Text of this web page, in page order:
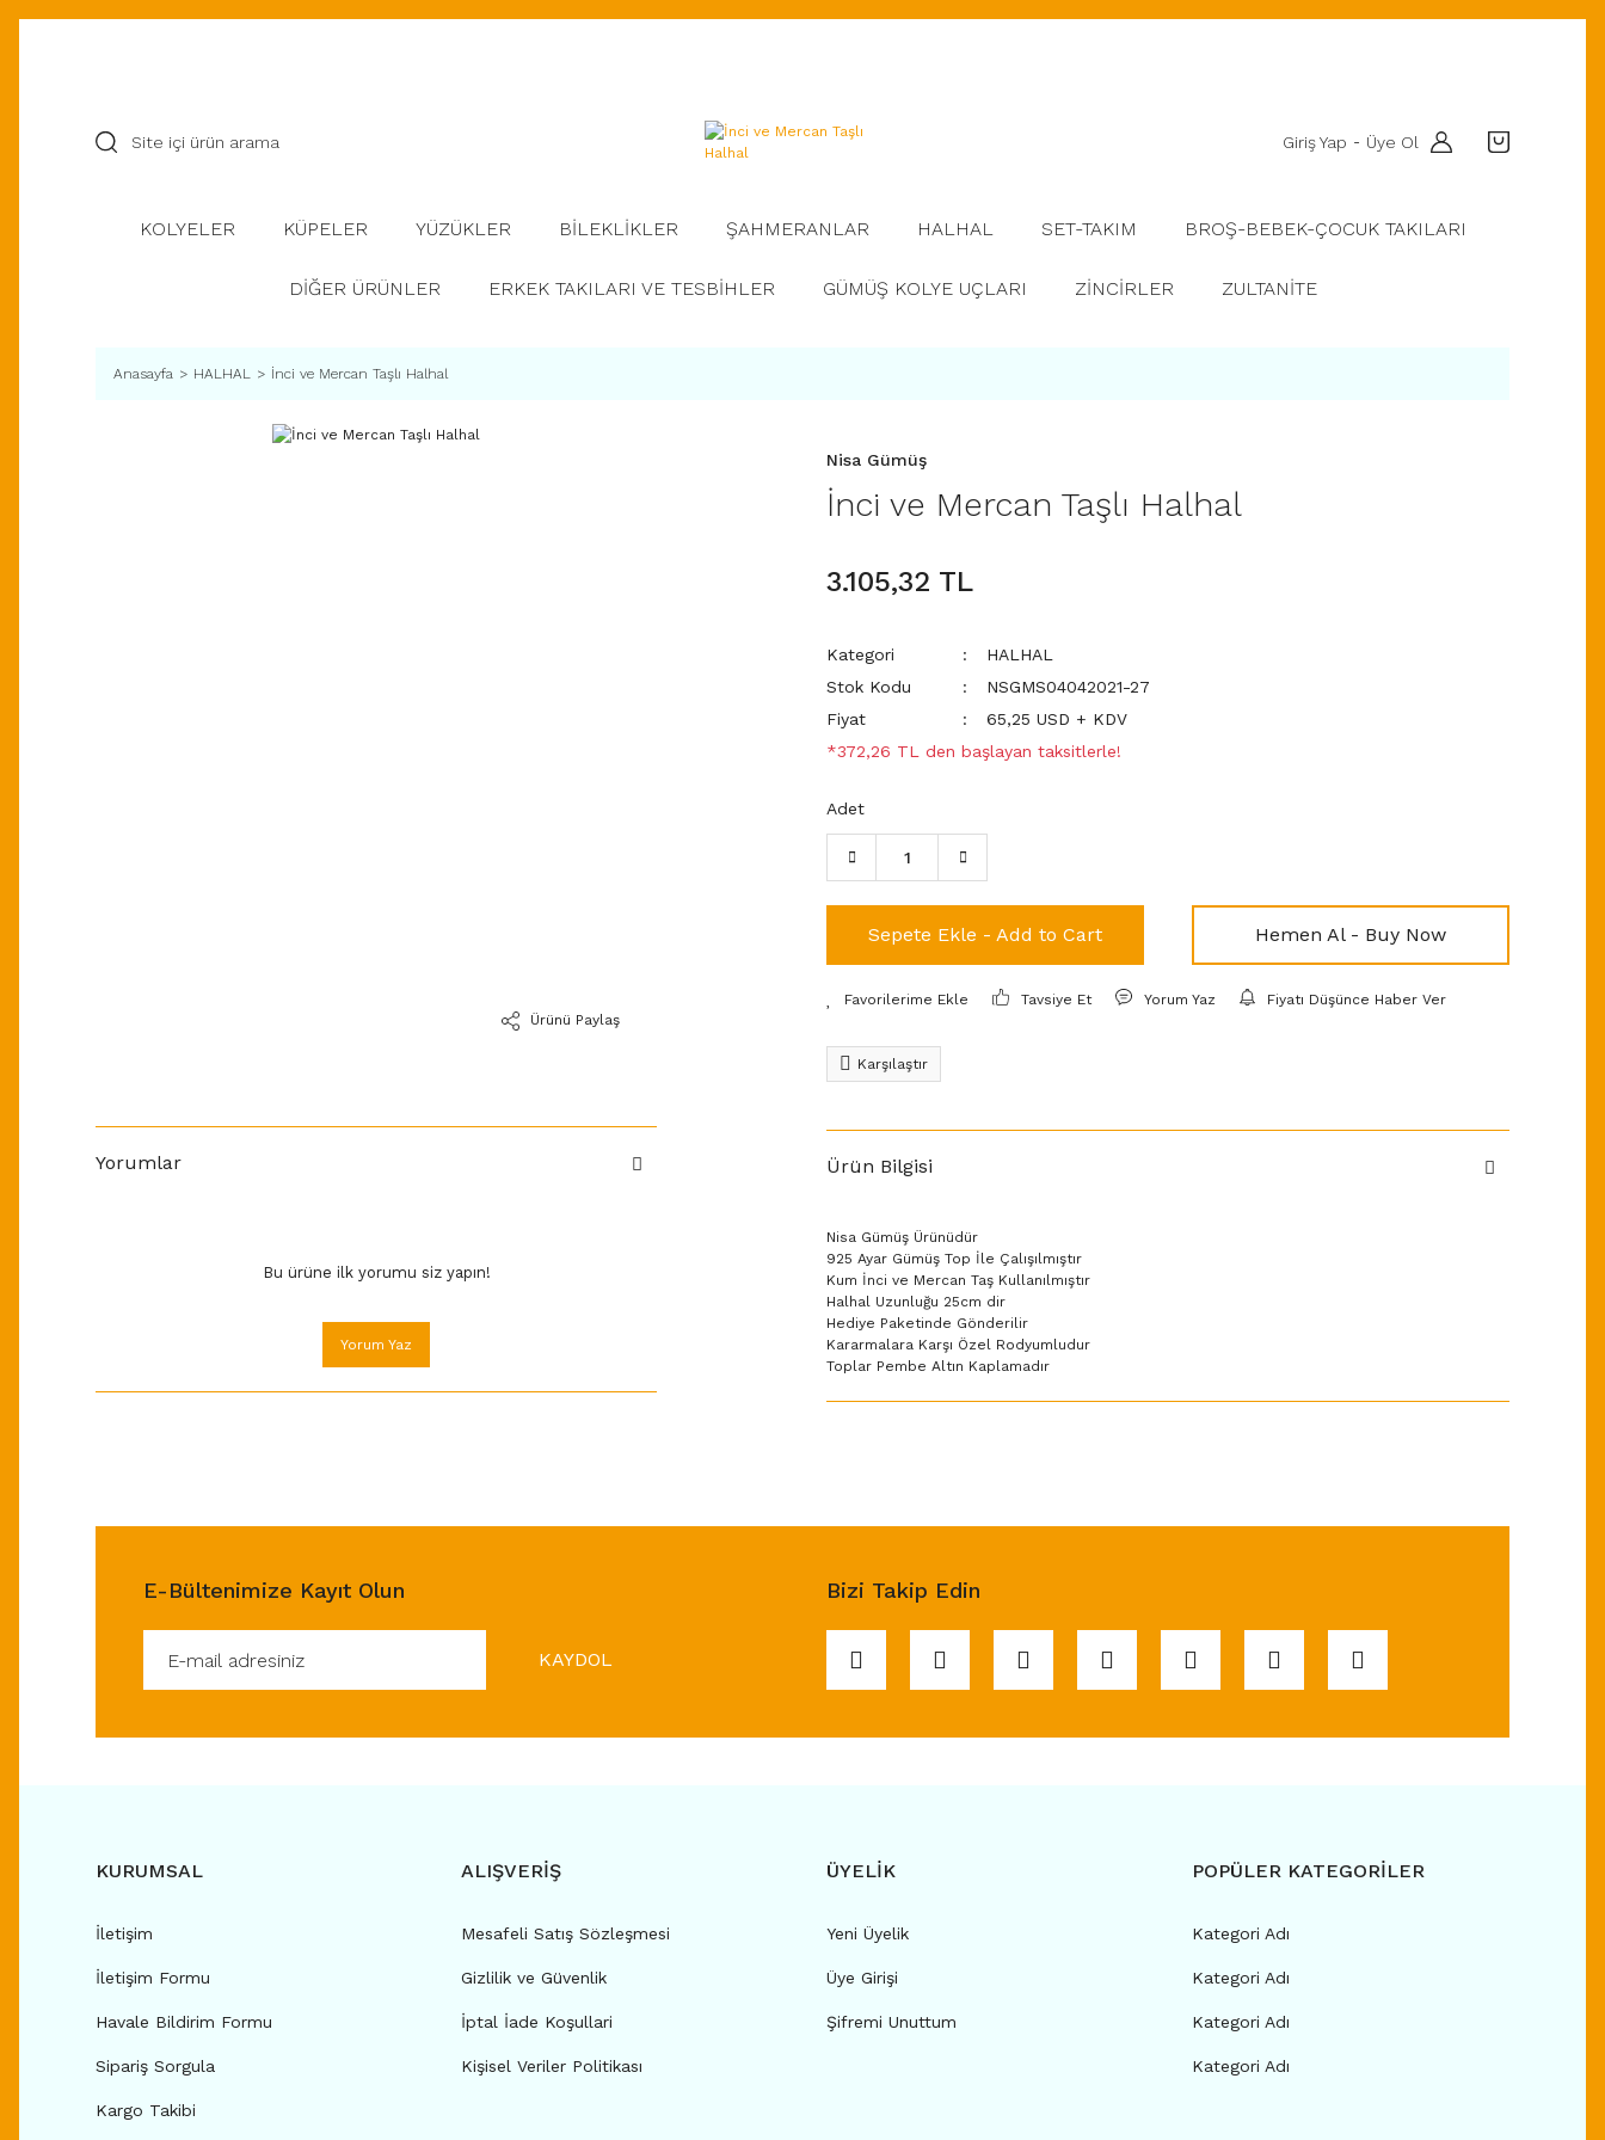
Giriş Yap - Üye Ol
KOLYELER KÜPELER YÜZÜKLER BİLEKLİKLER ŞAHMERANLAR HALHAL SET-TAKIM BROŞ-BEBEK-ÇOCUK TAKILARI
DİĞER ÜRÜNLER ERKEK TAKILARI VE TESBİHLER GÜMÜŞ KOLYE UÇLARI ZİNCİRLER ZULTANİTE
Anasayfa HALHAL İnci ve Mercan Taşlı Halhal
Ürünü Paylaş
Yorumlar
Bu ürüne ilk yorumu siz yapın!
Yorum Yaz
Nisa Gümüş
İnci ve Mercan Taşlı Halhal
3.105,32 TL
Kategori
HALHAL
Stok Kodu
NSGMS04042021-27
Fiyat
65,25 USD + KDV
*372,26 TL den başlayan taksitlerle!
Adet
Sepete Ekle - Add to Cart Hemen Al - Buy Now
Tavsiye Et Yorum Yaz Fiyatı Düşünce Haber Ver
Karşılaştır
Ürün Bilgisi
Nisa Gümüş Ürünüdür
925 Ayar Gümüş Top İle Çalışılmıştır
Kum İnci ve Mercan Taş Kullanılmıştır
Halhal Uzunluğu 25cm dir
Hediye Paketinde Gönderilir
Kararmalara Karşı Özel Rodyumludur
Toplar Pembe Altın Kaplamadır
E-Bültenimize Kayıt Olun
KAYDOL
Bizi Takip Edin
KURUMSAL
İletişim
İletişim Formu
Havale Bildirim Formu
Sipariş Sorgula
Kargo Takibi
ALIŞVERİŞ
Mesafeli Satış Sözleşmesi
Gizlilik ve Güvenlik
İptal İade Koşullari
Kişisel Veriler Politikası
ÜYELİK
Yeni Üyelik
Üye Girişi
Şifremi Unuttum
POPÜLER KATEGORİLER
Kategori Adı
Kategori Adı
Kategori Adı
Kategori Adı